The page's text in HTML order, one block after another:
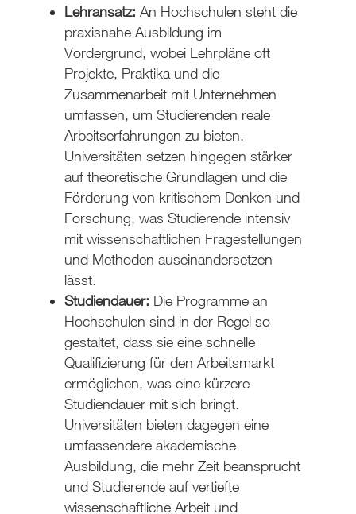
Lehransatz: An Hochschulen steht die
praxisnahe Ausbildung im
Vordergrund, wobei Lehrpläne oft
Projekte, Praktika und die
Zusammenarbeit mit Unternehmen
umfassen, um Studierenden reale
Arbeitserfahrungen zu bieten.
Universitäten setzen hingegen stärker
auf theoretische Grundlagen und die
Förderung von kritischem Denken und
Forschung, was Studierende intensiv
mit wissenschaftlichen Fragestellungen
und Methoden auseinandersetzen
lässt.
Studiendauer: Die Programme an
Hochschulen sind in der Regel so
gestaltet, dass sie eine schnelle
Qualifizierung für den Arbeitsmarkt
ermöglichen, was eine kürzere
Studiendauer mit sich bringt.
Universitäten bieten dagegen eine
umfassendere akademische
Ausbildung, die mehr Zeit beansprucht
und Studierende auf vertiefte
wissenschaftliche Arbeit und